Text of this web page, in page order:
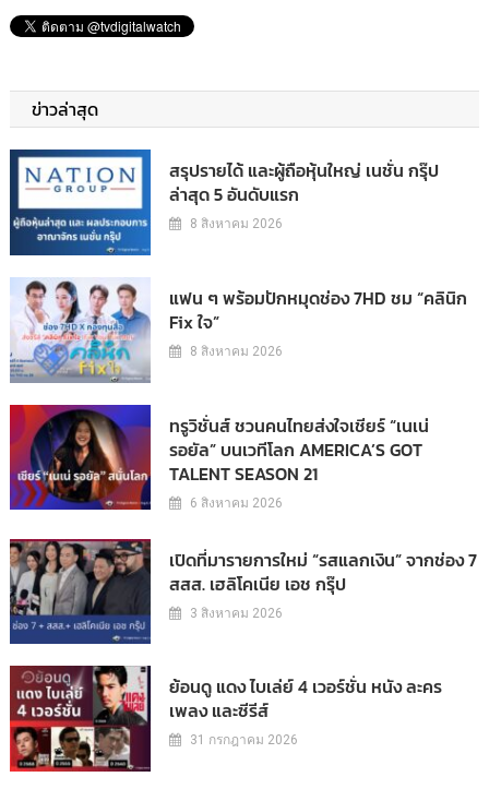
ข่าวล่าสุด
สรุปรายได้ และผู้ถือหุ้นใหญ่ เนชั่น กรุ๊ป
ล่าสุด 5 อันดับแรก
8 สิงหาคม 2026
แฟน ๆ พร้อมปักหมุดช่อง 7HD ชม “คลินิก
Fix ใจ”
8 สิงหาคม 2026
ทรูวิชั่นส์ ชวนคนไทยส่งใจเชียร์ “เนเน่
รอยัล” บนเวทีโลก AMERICA’S GOT
TALENT SEASON 21
6 สิงหาคม 2026
เปิดที่มารายการใหม่ “รสแลกเงิน” จากช่อง 7
สสส. เฮลิโคเนีย เอช กรุ๊ป
3 สิงหาคม 2026
ย้อนดู แดง ไบเล่ย์ 4 เวอร์ชั่น หนัง ละคร
เพลง และซีรีส์
31 กรกฎาคม 2026